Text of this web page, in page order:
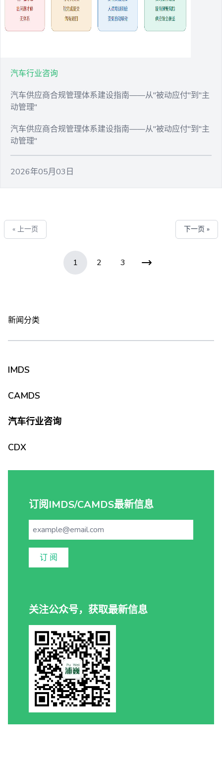
汽车行业咨询
汽车供应商合规管理体系建设指南——从"被动应付"到"主
动管理"
汽车供应商合规管理体系建设指南——从"被动应付"到"主
动管理"
2026年05月03日
« 上一页 下一页 »
1 2 3
新闻分类
IMDS
CAMDS
汽车行业咨询
CDX
订阅IMDS/CAMDS最新信息
订 阅
关注公众号，获取最新信息